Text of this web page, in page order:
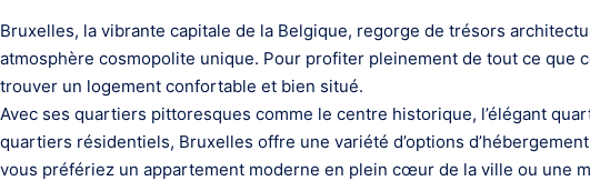
Bruxelles, la vibrante capitale de la Belgique, regorge de trésors
atmosphère cosmopolite unique. Pour profiter pleinement de tout ce que
trouver un logement confortable et bien situé.
Avec ses quartiers pittoresques comme le centre historique, l’élégant
quartiers résidentiels, Bruxelles offre une variété d’options
vous préfériez un appartement moderne en plein cœur de la ville ou une